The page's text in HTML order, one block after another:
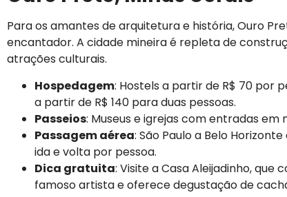
Para os amantes de arquitetura e história, Ouro
encantador. A cidade mineira é repleta de
atrações culturais.
Hospedagem: Hostels a partir de R$ 70 por
a partir de R$ 140 para duas pessoas.
Passeios: Museus e igrejas com entradas em
Passagem aérea: São Paulo a Belo
ida e volta por pessoa.
Dica gratuita: Visite a Casa Aleijadinho, que
famoso artista e oferece degustação de